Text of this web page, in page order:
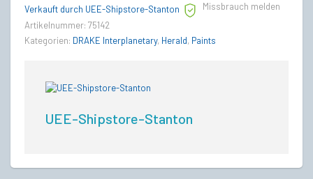
Paint
quantity
Verkauft durch UEE-Shipstore-Stanton
Missbrauch melden
Artikelnummer: 75142
Kategorien: DRAKE Interplanetary, Herald, Paints
UEE-Shipstore-Stanton